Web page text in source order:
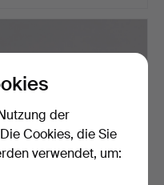
der
Cookies, die Sie
verwendet, um: